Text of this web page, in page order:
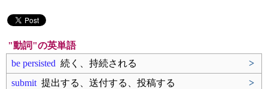
"動詞"の英単語
be persisted 続く、持続される
>
submit 提出する、送付する、投稿する
>